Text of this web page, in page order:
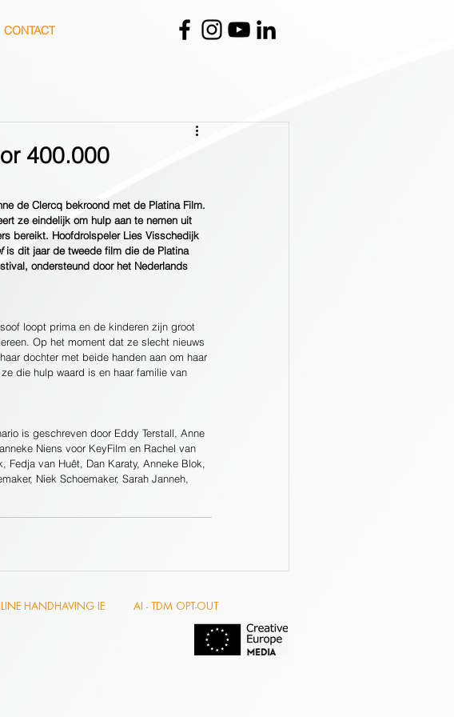
CONTACT
400.000
de Clercq bekroond met de Platina Film.
ze eindelijk om hulp aan te nemen uit
bereikt. Hoofdrolspeler Lies Visschedijk
is dit jaar de tweede film die de Platina
ondersteund door het Nederlands
loopt prima en de kinderen zijn groot
Op het moment dat ze slecht nieuws
dochter met beide handen aan om haar
die hulp waard is en haar familie van
is geschreven door Eddy Terstall, Anne
Niens voor KeyFilm en Rachel van
van Huêt, Dan Karaty, Anneke Blok,
Niek Schoemaker, Sarah Janneh,
HANDHAVING IE AI - TDM OPT-OUT